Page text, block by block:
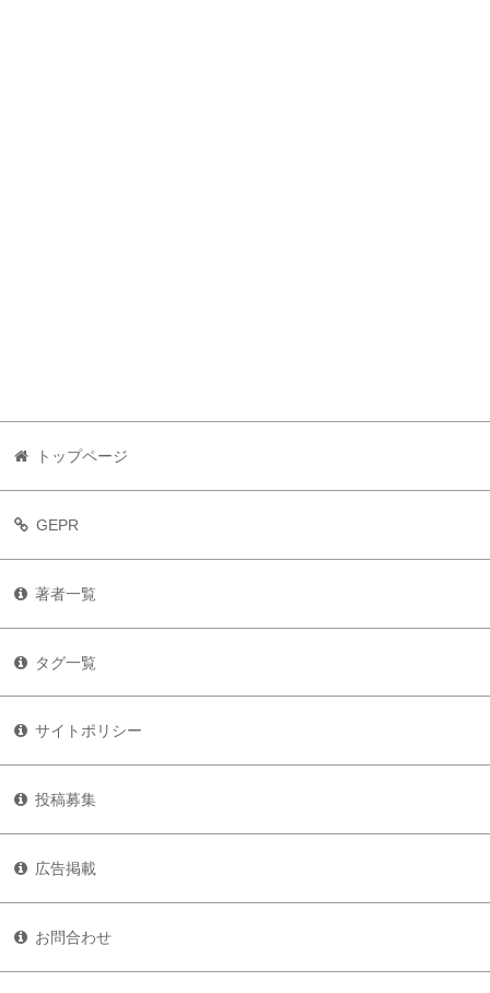
トップページ
GEPR
著者一覧
タグ一覧
サイトポリシー
投稿募集
広告掲載
お問合わせ